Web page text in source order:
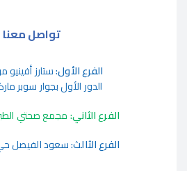
تواصل معنا
الفرع الأول:ستارز أفينيو
الدور الأول بجوار سوبر
الفرع الثاني:مجمع صحتي
الفرع الثالث:سعود الفيصل